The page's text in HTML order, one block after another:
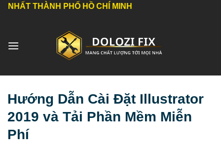
Bỏ
dung
PHỐ HỒ CHÍ MINH
Hướng Dẫn Cài Đặt Illustrator
2019 và Tải Phần Mềm Miễn
Phí